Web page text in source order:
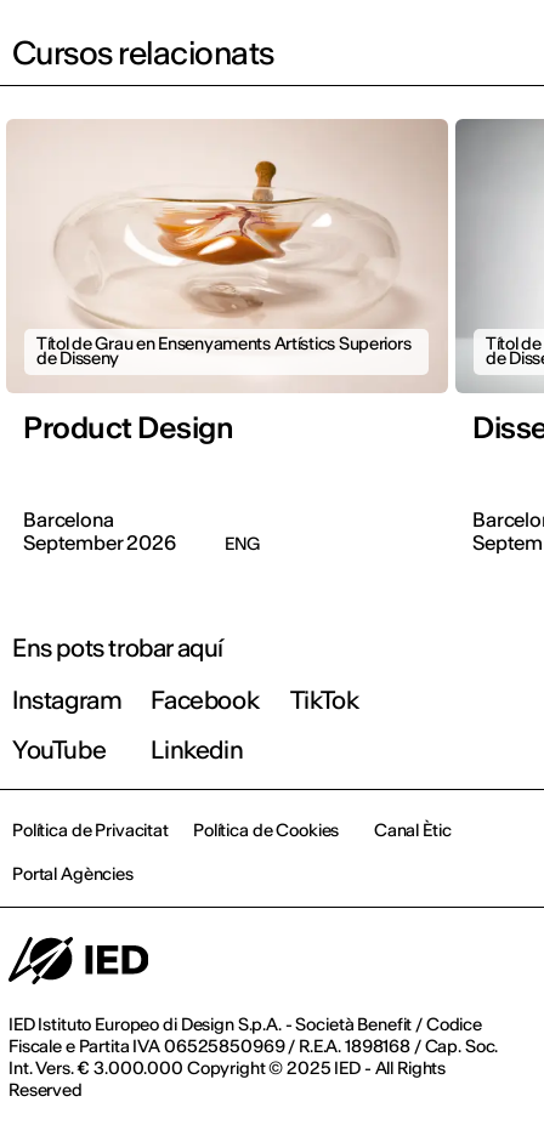
Cursos relacionats
Títol de Grau en Ensenyaments Artístics Superiors
de Disseny
Product Design
Barcelona
September 2026
ENG
Títol
de
Ens pots trobar aquí
Instagram
Facebook
TikTok
YouTube
Linkedin
IED Istituto Europeo di Design S.p.A. - Società Benefit / Codice
Fiscale e Partita IVA 06525850969 / R.E.A. 1898168 / Cap. Soc.
Int. Vers. € 3.000.000 Copyright © 2025 IED - All Rights
Reserved
Política de Privacitat Política de Cookies
Canal Ètic
Portal Agències